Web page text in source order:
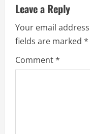
e
R
e
Leave a Reply
Your email
fields are marked *
Comment*